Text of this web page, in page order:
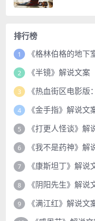
排行榜
1 《格林伯格的地下
2 《半镜》解说文案
3 《热血街区电影
4 《金手指》解说文
5 《打更人怪谈》解
6 《我不是药神》解
7 《康斯坦丁》解说
8 《阴阳先生》解说
9 《满江红》解说文